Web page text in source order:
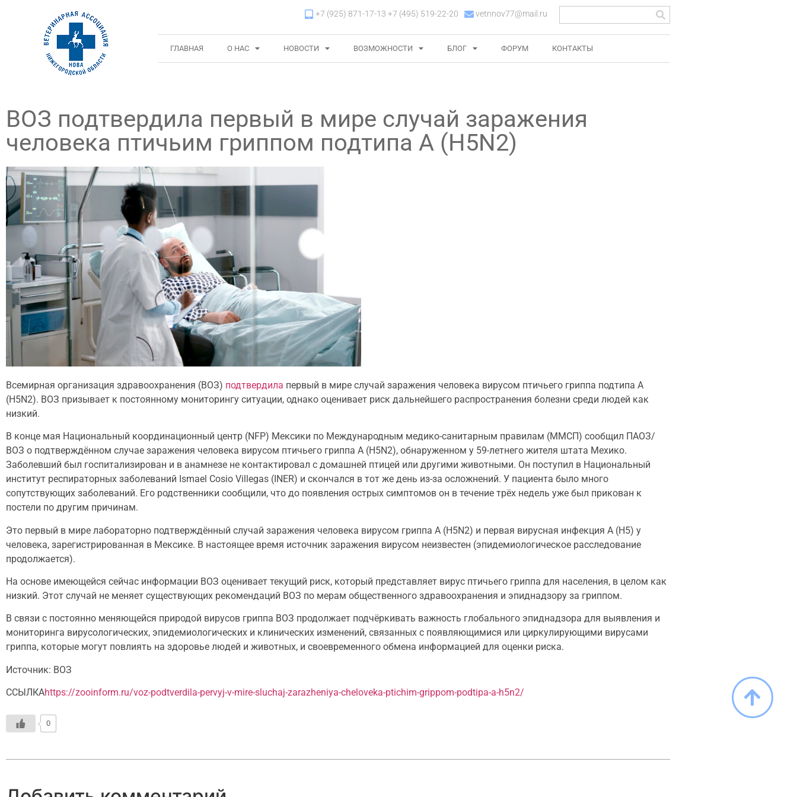
+7 (925) 871-17-13 +7 (495) 519-22-20 vetnnov77@mail.ru
ГЛАВНАЯ О НАС НОВОСТИ ВОЗМОЖНОСТИ БЛОГ ФОРУМ КОНТАКТЫ
ВОЗ подтвердила первый в мире случай заражения
человека птичьим гриппом подтипа A (H5N2)
Всемирная организация здравоохранения (ВОЗ) подтвердила первый в мире случай заражения человека вирусом птичьего гриппа подтипа A
(H5N2). ВОЗ призывает к постоянному мониторингу ситуации, однако оценивает риск дальнейшего распространения болезни среди людей как
низкий.
В конце мая Национальный координационный центр (NFP) Мексики по Международным медико-санитарным правилам (ММСП) сообщил ПАОЗ/
ВОЗ о подтверждённом случае заражения человека вирусом птичьего гриппа A (H5N2), обнаруженном у 59-летнего жителя штата Мехико.
Заболевший был госпитализирован и в анамнезе не контактировал с домашней птицей или другими животными. Он поступил в Национальный
институт респираторных заболеваний Ismael Cosio Villegas (INER) и скончался в тот же день из-за осложнений. У пациента было много
сопутствующих заболеваний. Его родственники сообщили, что до появления острых симптомов он в течение трёх недель уже был прикован к
постели по другим причинам.
Это первый в мире лабораторно подтверждённый случай заражения человека вирусом гриппа A (H5N2) и первая вирусная инфекция A (H5) у
человека, зарегистрированная в Мексике. В настоящее время источник заражения вирусом неизвестен (эпидемиологическое расследование
продолжается).
На основе имеющейся сейчас информации ВОЗ оценивает текущий риск, который представляет вирус птичьего гриппа для населения, в целом как
низкий. Этот случай не меняет существующих рекомендаций ВОЗ по мерам общественного здравоохранения и эпиднадзору за гриппом.
В связи с постоянно меняющейся природой вирусов гриппа ВОЗ продолжает подчёркивать важность глобального эпиднадзора для выявления и
мониторинга вирусологических, эпидемиологических и клинических изменений, связанных с появляющимися или циркулирующими вирусами
гриппа, которые могут повлиять на здоровье людей и животных, и своевременного обмена информацией для оценки риска.
Источник: ВОЗ
ССЫЛКАhttps://zooinform.ru/voz-podtverdila-pervyj-v-mire-sluchaj-zarazheniya-cheloveka-ptichim-grippom-podtipa-a-h5n2/
0